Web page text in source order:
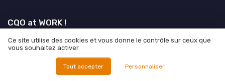
CQO at WORK !
MEDIA
Ce site utilise des cookies et vous donne le contrôle sur ceux que
vous souhaitez activer
Tout accepter Personnaliser